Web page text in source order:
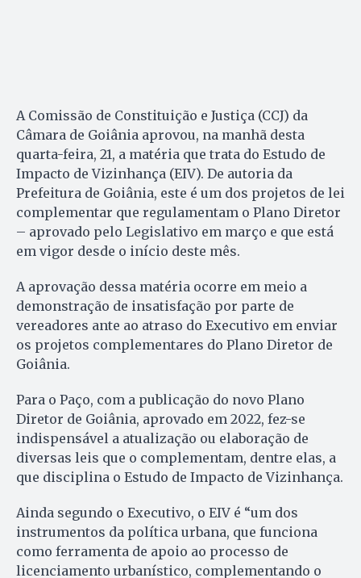
A Comissão de Constituição e Justiça (CCJ) da
Câmara de Goiânia aprovou, na manhã desta
quarta-feira, 21, a matéria que trata do Estudo de
Impacto de Vizinhança (EIV). De autoria da
Prefeitura de Goiânia, este é um dos projetos de lei
complementar que regulamentam o Plano Diretor
– aprovado pelo Legislativo em março e que está
em vigor desde o início deste mês.
A aprovação dessa matéria ocorre em meio a
demonstração de insatisfação por parte de
vereadores ante ao atraso do Executivo em enviar
os projetos complementares do Plano Diretor de
Goiânia.
Para o Paço, com a publicação do novo Plano
Diretor de Goiânia, aprovado em 2022, fez-se
indispensável a atualização ou elaboração de
diversas leis que o complementam, dentre elas, a
que disciplina o Estudo de Impacto de Vizinhança.
Ainda segundo o Executivo, o EIV é “um dos
instrumentos da política urbana, que funciona
como ferramenta de apoio ao processo de
licenciamento urbanístico, complementando o